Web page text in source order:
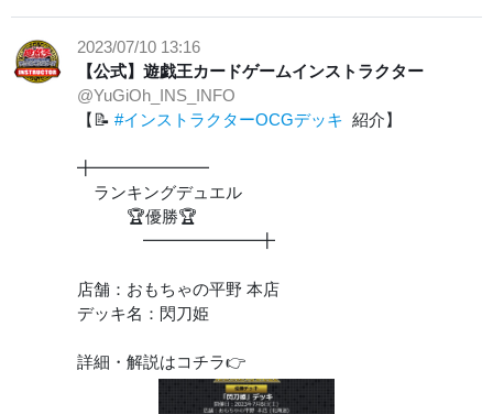
2023/07/10 13:16
【公式】遊戯王カードゲームインストラクター
@YuGiOh_INS_INFO
【📝 #インストラクターOCGデッキ 紹介】
╋━━━━━━━
ランキングデュエル
🏆優勝🏆
━━━━━━━╋
店舗：おもちゃの平野 本店
デッキ名：閃刀姫
詳細・解説はコチラ👉